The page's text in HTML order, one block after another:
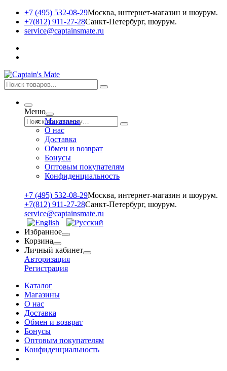
+7 (495) 532-08-29Москва, интернет-магазин и шоурум.
+7(812) 911-27-28Санкт-Петербург, шоурум.
service@captainsmate.ru
Меню
Магазины
О нас
Доставка
Обмен и возврат
Бонусы
Оптовым покупателям
Конфиденциальность
+7 (495) 532-08-29Москва, интернет-магазин и шоурум.
+7(812) 911-27-28Санкт-Петербург, шоурум.
service@captainsmate.ru
Избранное
Корзина
Личный кабинет
Авторизация
Регистрация
Каталог
Магазины
О нас
Доставка
Обмен и возврат
Бонусы
Оптовым покупателям
Конфиденциальность